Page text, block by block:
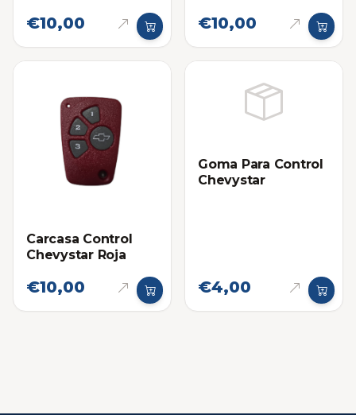
€10,00 €10,00
Carcasa Control
Chevystar Roja
€10,00
Goma Para Control
Chevystar
€4,00